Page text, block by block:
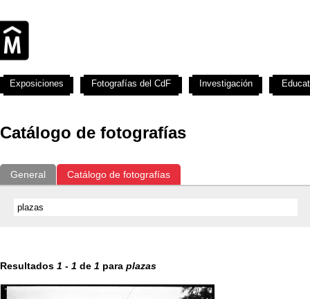
Catálogo de fotografías
General Catálogo de fotografías
Resultados 1 - 1 de 1 para plazas
Exposiciones Fotografías del CdF Investigación